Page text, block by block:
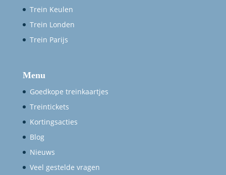
Trein Keulen
Trein Londen
Trein Parijs
Menu
Goedkope treinkaartjes
Treintickets
Kortingsacties
Blog
Nieuws
Veel gestelde vragen